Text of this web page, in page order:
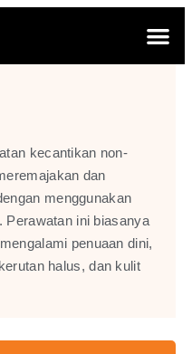
kecantikan non-
dan
menggunakan
Perawatan ini biasanya
penuaan dini,
halus, dan kulit